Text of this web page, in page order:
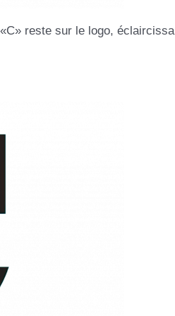
reste sur le logo,